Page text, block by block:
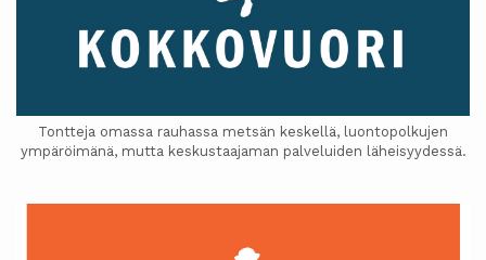
Tontteja omassa rauhassa metsän keskellä, luontopolkujen
ympäröimänä, mutta keskustaajaman palveluiden läheisyydessä.